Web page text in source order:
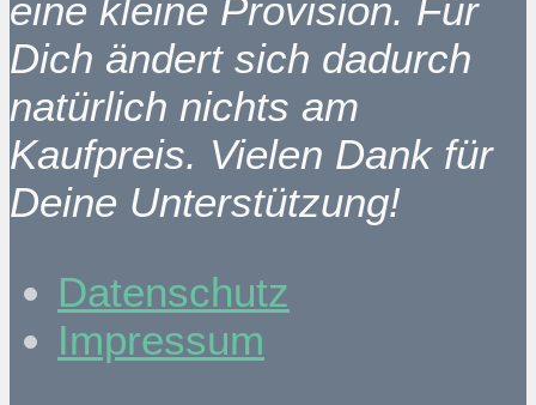
eine kleine Provision. Für
Dich ändert sich dadurch
natürlich nichts am
Kaufpreis. Vielen Dank für
Deine Unterstützung!
Datenschutz
Impressum